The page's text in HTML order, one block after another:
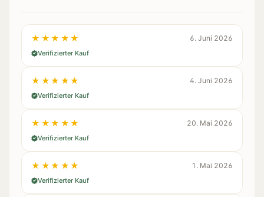
★★★★★ 6. Juni 2026
Verifizierter Kauf
★★★★★ 4. Juni 2026
Verifizierter Kauf
★★★★★ 20. Mai 2026
Verifizierter Kauf
★★★★★ 1. Mai 2026
Verifizierter Kauf